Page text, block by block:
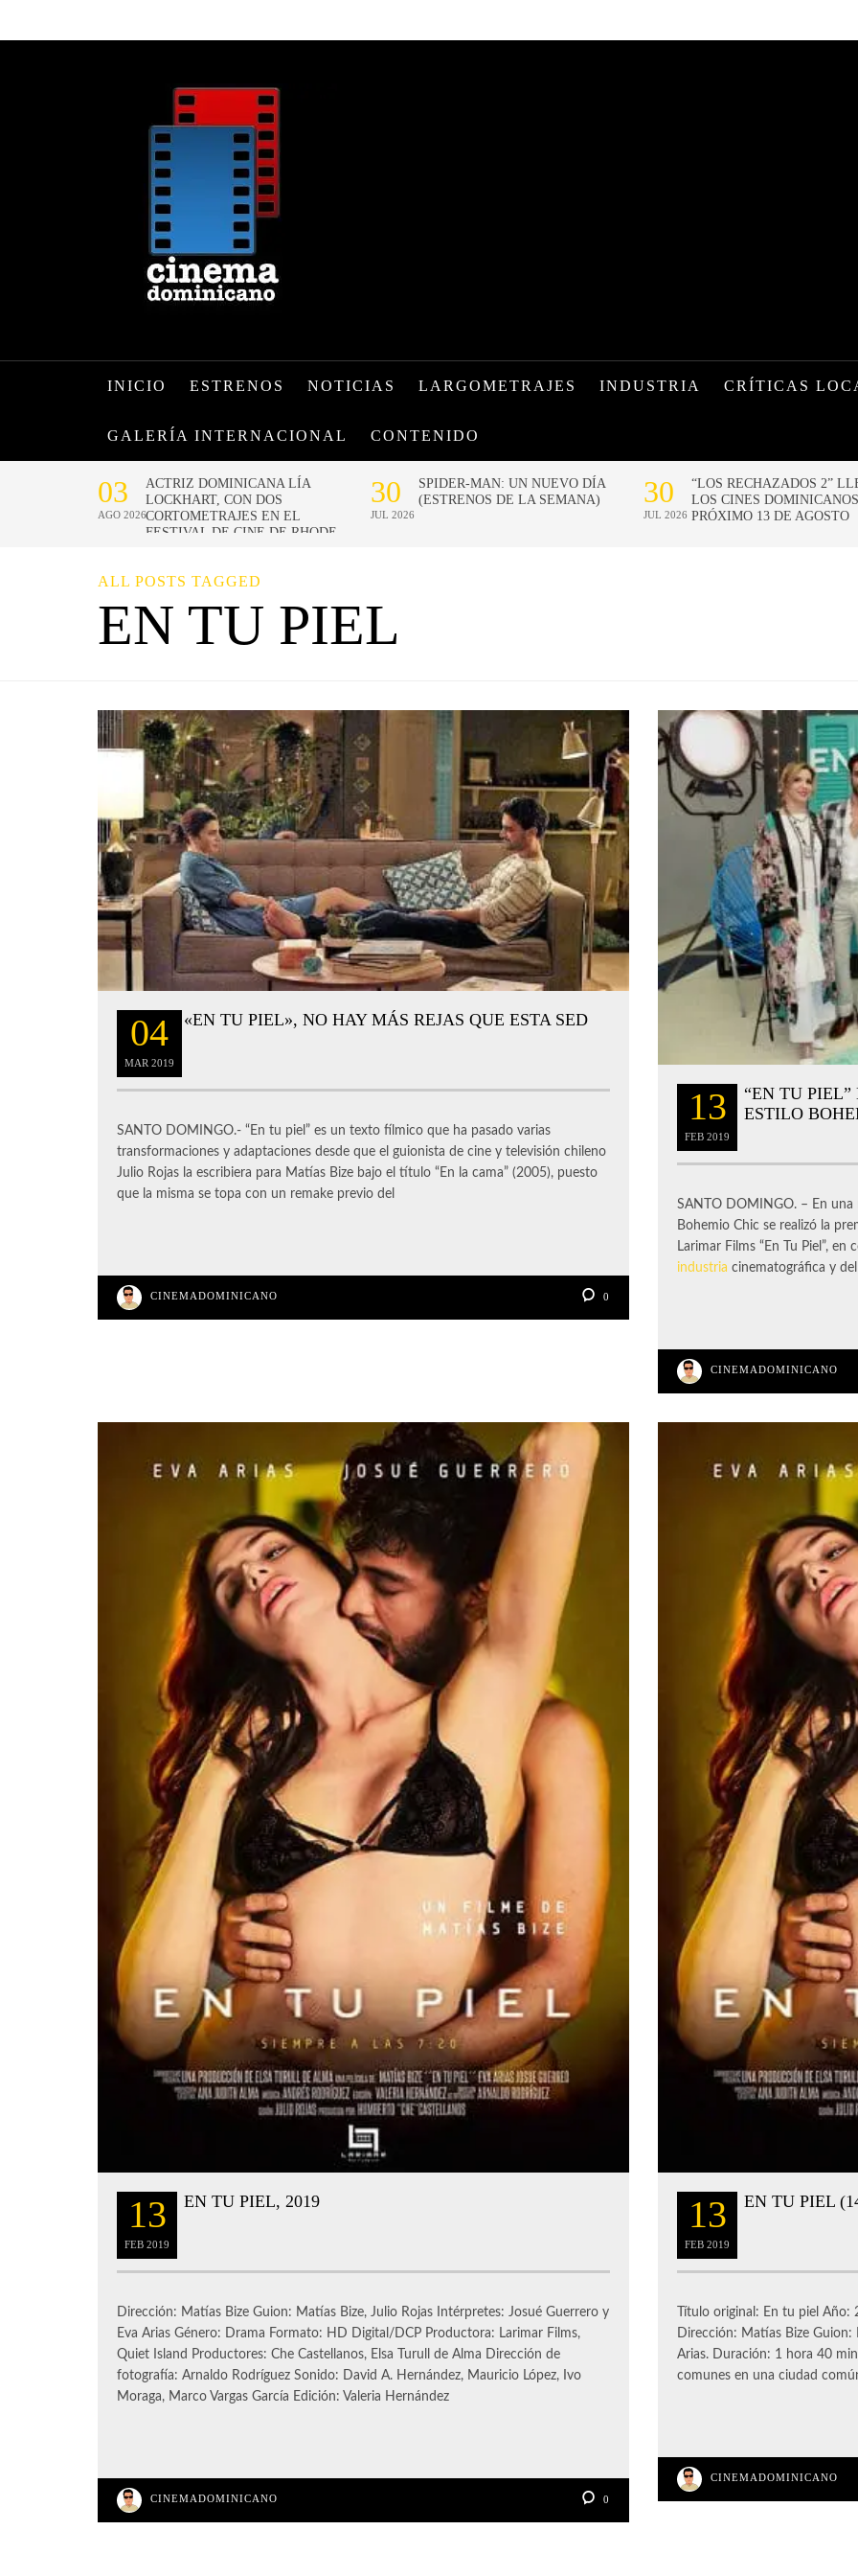
INICIO ESTRENOS NOTICIAS LARGOMETRAJES INDUSTRIA CRÍTICAS
GALERÍA INTERNACIONAL CONTENIDO
ALL POSTS TAGGED
EN TU PIEL
04
MAR 2019
«EN TU PIEL», NO HAY MÁS REJAS QUE ESTA SED
SANTO DOMINGO.- “En tu piel” es un texto fílmico que ha pasado varias
transformaciones y adaptaciones desde que el guionista de cine y televisión chileno
Julio Rojas la escribiera para Matías Bize bajo el título “En la cama” (2005), puesto
que la misma se topa con un remake previo del
CINEMADOMINICANO 0
13
FEB 2019
“EN TU
ESTILO
SANTO DOMINGO. – En
Bohemio Chic se realizó la
Larimar Films “En Tu Piel”,
industria cinematográfica y
CINEMADOMINICANO
13
FEB 2019
EN TU PIEL, 2019
Dirección: Matías Bize Guion: Matías Bize, Julio Rojas Intérpretes: Josué Guerrero y
Eva Arias Género: Drama Formato: HD Digital/DCP Productora: Larimar Films,
Quiet Island Productores: Che Castellanos, Elsa Turull de Alma Dirección de
fotografía: Arnaldo Rodríguez Sonido: David A. Hernández, Mauricio López, Ivo
Moraga, Marco Vargas García Edición: Valeria Hernández
CINEMADOMINICANO 0
13
FEB 2019
EN TU PIEL
Título original: En tu piel
Dirección: Matías Bize Guion:
Arias. Duración: 1 hora 40
comunes en una ciudad
CINEMADOMINICANO